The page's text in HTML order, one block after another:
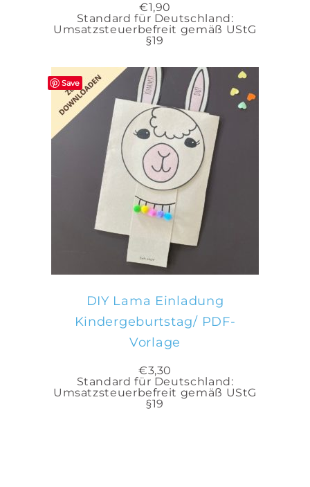
€1,90
Standard für Deutschland:
Umsatzsteuerbefreit gemäß UStG
§19
Save
IN DEN WARENKORB
DIY Lama Einladung
Kindergeburtstag/ PDF-
Vorlage
€3,30
Standard für Deutschland:
Umsatzsteuerbefreit gemäß UStG
§19